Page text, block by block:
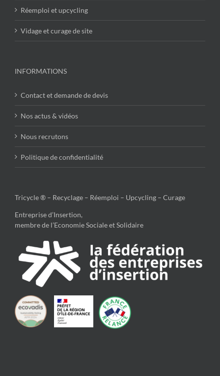
Réemploi et upcycling
Vidage et curage de site
INFORMATIONS
Contact et demande de devis
Nos actus & vidéos
Nous recrutons
Politique de confidentialité
Tricycle ® – Recyclage – Réemploi – Upcycling – Curage
Entreprise d’Insertion,
membre de l’Economie Sociale et Solidaire